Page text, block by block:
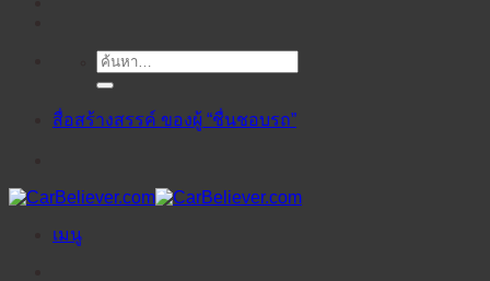
ค้นหา:
สื่อสร้างสรรค์ ของผู้ “ชื่นชอบรถ”
เมนู